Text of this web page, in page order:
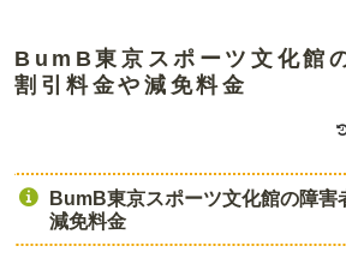
BumB東京スポーツ文化館
割引料金や減免料金
BumB東京スポーツ文化館の障害
減免料金